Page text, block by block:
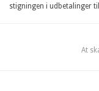
stigningen i udbetalinger
At